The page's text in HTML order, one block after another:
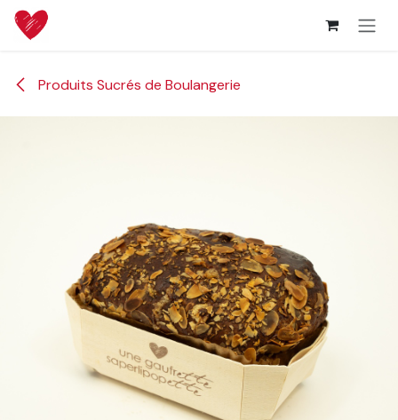
Se rendre au contenu
Produits Sucrés de Boulangerie